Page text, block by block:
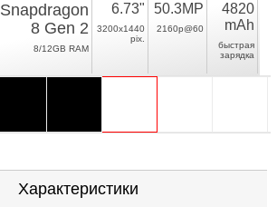
Snapdragon
8 Gen 2
8/12GB RAM
6.73"
3200x1440
pix.
50.3MP
2160p@60
4820
mAh
быстрая
зарядка
Характеристики